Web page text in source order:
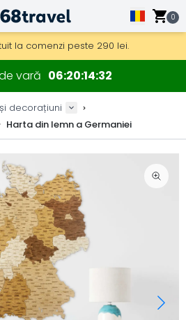
0
la comenzi peste 290 lei.
de asemenea, disponibil.
zile pentru hărți din lemn și decorațiuni.
vară 06201431
decorațiuni
Harta din lemn a Germaniei